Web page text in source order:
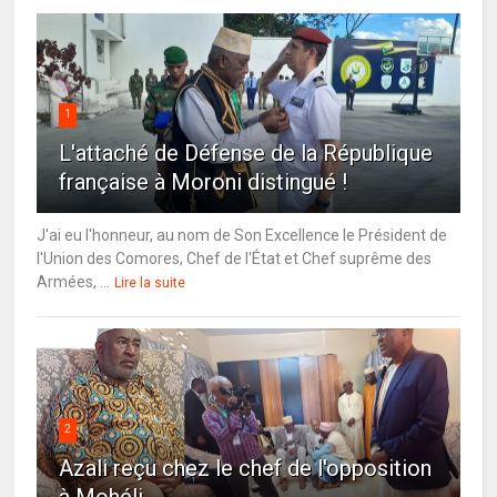
1
L'attaché de Défense de la République
française à Moroni distingué !
J'ai eu l'honneur, au nom de Son Excellence le Président de
l'Union des Comores, Chef de l'État et Chef suprême des
Armées, ...
Lire la suite
2
Azali reçu chez le chef de l'opposition